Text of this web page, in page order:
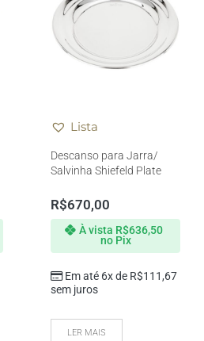
Lista
Descanso para Jarra/
Salvinha Shiefeld Plate
R$670,00
Em até 6x de R$111,67
sem juros
À vista R$636,50
no Pix
LER MAIS